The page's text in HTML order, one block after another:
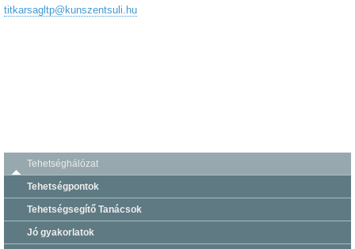
titkarsagltp@kunszentsuli.hu
Tehetséghálózat
Tehetségpontok
Tehetségsegítő Tanácsok
Jó gyakorlatok